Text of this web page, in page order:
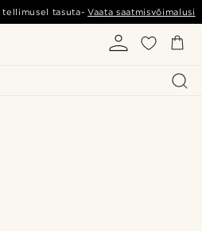
tellimusel tasuta-Vaata saatmisvõimalusi